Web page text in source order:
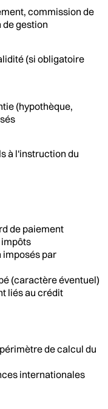
commission de
gestion
(si obligatoire
(hypothèque,
à l'instruction du
de paiement
impôts
imposés par
(caractère éventuel)
liés au crédit
de calcul du
internationales